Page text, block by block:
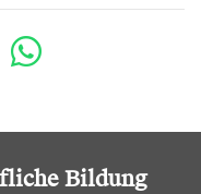
Bildung